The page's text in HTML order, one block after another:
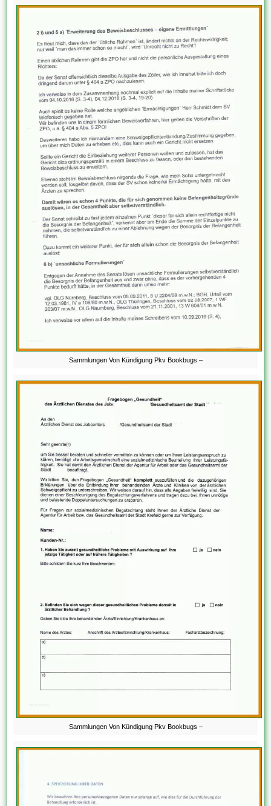
Sammlungen Von Kündigung Pkv Bookbugs –
Sammlungen Von Kündigung Pkv Bookbugs –